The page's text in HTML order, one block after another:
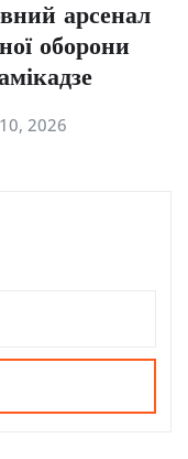
арсенал
оборони
2026